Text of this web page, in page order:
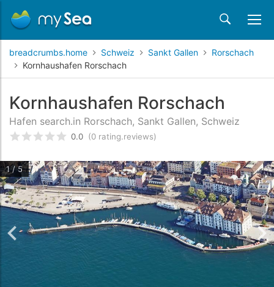
breadcrumbs.home Schweiz Sankt Gallen
Rorschach
Kornhaushafen Rorschach
Kornhaushafen Rorschach
Hafen search.in Rorschach, Sankt Gallen, Schweiz
rating.rated0 /5 rating.basedOn
0.0 (0 rating.reviews)
1 / 5